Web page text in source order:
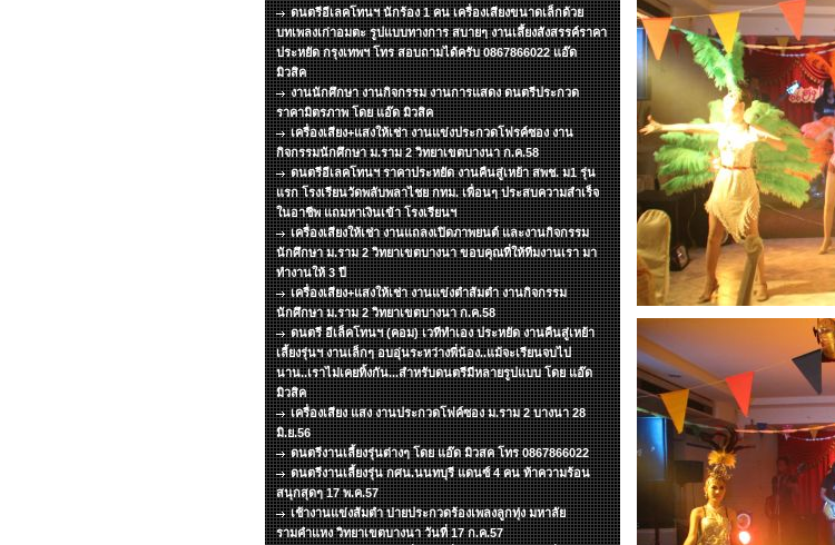
ดนตรีอีเลคโทนฯ นักร้อง 1 คน เครื่องเสียงขนาดเล็กด้วย
บทเพลงเก่าอมตะ รูปแบบทางการ สบายๆ งานเลึ้ยงสังสรรค์ราคา
ประหยัด กรุงเทพฯ โทร สอบถามได้ครับ 0867866022 แอ๊ด
มิวสิค
งานนักศึกษา งานกิจกรรม งานการแสดง ดนตรีประกวด
ราคามิตรภาพ โดย แอ๊ด มิวสิค
เครื่องเสียง+แสงให้เช่า งานแข่งประกวดโฟรค์ซอง งาน
กิจกรรมนักศึกษา ม.ราม 2 วิทยาเขตบางนา ก.ค.58
ดนตรีอีเลคโทนฯ ราคาประหยัด งานคืนสู่เหย้า สพช. ม1 รุ่น
แรก โรงเรียนวัดพลับพลาไชย กทม. เพื่อนๆ ประสบความสำเร็จ
ในอาชีพ แถมหาเงินเข้า โรงเรียนฯ
เครื่องเสียงให้เช่า งานแถลงเปิดภาพยนต์ และงานกิจกรรม
นักศึกษา ม.ราม 2 วิทยาเขตบางนา ขอบคุณที่ให้ทีมงานเรา มา
ทำงานให้ 3 ปี
เครื่องเสียง+แสงให้เช่า งานแข่งตำส้มตำ งานกิจกรรม
นักศึกษา ม.ราม 2 วิทยาเขตบางนา ก.ค.58
ดนตรี อีเล็คโทนฯ (คอม) เวทีทำเอง ประหยัด งานคืนสู่เหย้า
เลี้ยงรุ่นฯ งานเล็กๆ อบอุ่นระหว่างพี่น้อง..แม้จะเรียนจบไป
นาน..เราไม่เคยทิ้งกัน...สำหรับดนตรีมีหลายรูปแบบ โดย แอ๊ด
มิวสิค
เครื่องเสียง แสง งานประกวดโฟค์ซอง ม.ราม 2 บางนา 28
มิ.ย.56
ดนตรีงานเลี้ยงรุ่นต่างๆ โดย แอ๊ด มิวสค โทร 0867866022
ดนตรีงานเลี้ยงรุ่น กศน.นนทบุรี แดนซ์ 4 คน ท้าความร้อน
สนุกสุดๆ 17 พ.ค.57
เช้างานแข่งส้มตำ บ่ายประกวดร้องเพลงลูกทุ่ง มหาลัย
รามคำแหง วิทยาเขตบางนา วันที่ 17 ก.ค.57